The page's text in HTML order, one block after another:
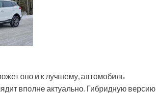
оно и к лучшему, автомобиль
вполне актуально. Гибридную версию